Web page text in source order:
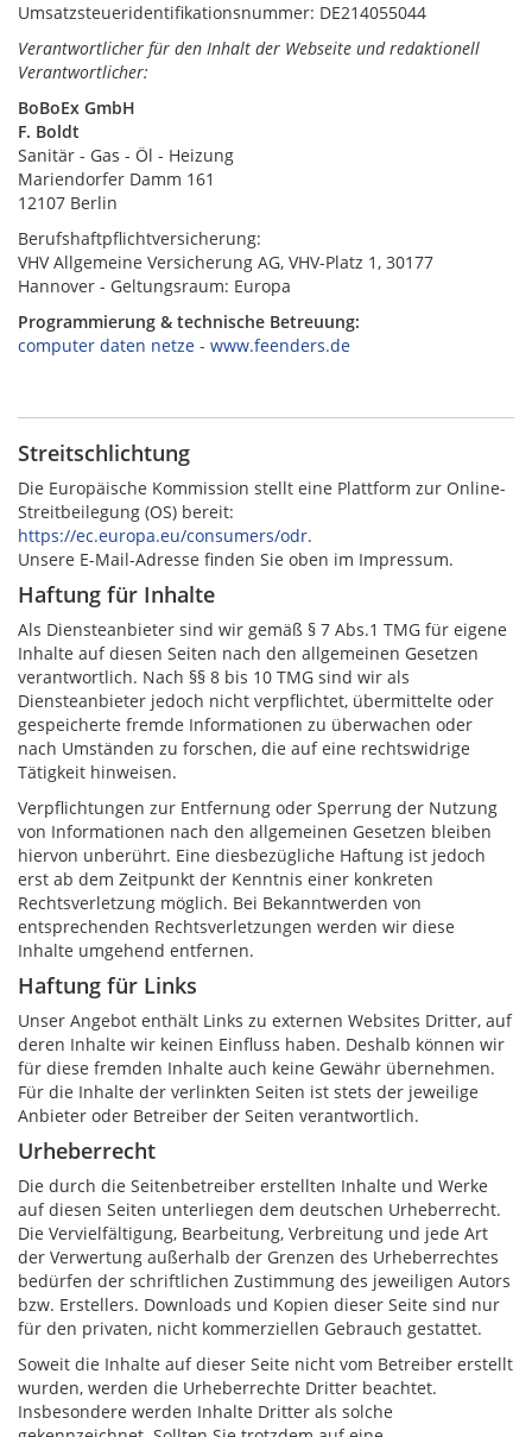
Umsatzsteueridentifikationsnummer: DE214055044
Verantwortlicher für den Inhalt der Webseite und redaktionell
Verantwortlicher:
BoBoEx GmbH
F. Boldt
Sanitär - Gas - Öl - Heizung
Mariendorfer Damm 161
12107 Berlin
Berufshaftpflichtversicherung:
VHV Allgemeine Versicherung AG, VHV-Platz 1, 30177
Hannover - Geltungsraum: Europa
Programmierung & technische Betreuung:
computer daten netze - www.feenders.de
Streitschlichtung
Die Europäische Kommission stellt eine Plattform zur Online-
Streitbeilegung (OS) bereit:
https://ec.europa.eu/consumers/odr.
Unsere E-Mail-Adresse finden Sie oben im Impressum.
Haftung für Inhalte
Als Diensteanbieter sind wir gemäß § 7 Abs.1 TMG für eigene
Inhalte auf diesen Seiten nach den allgemeinen Gesetzen
verantwortlich. Nach §§ 8 bis 10 TMG sind wir als
Diensteanbieter jedoch nicht verpflichtet, übermittelte oder
gespeicherte fremde Informationen zu überwachen oder
nach Umständen zu forschen, die auf eine rechtswidrige
Tätigkeit hinweisen.
Verpflichtungen zur Entfernung oder Sperrung der Nutzung
von Informationen nach den allgemeinen Gesetzen bleiben
hiervon unberührt. Eine diesbezügliche Haftung ist jedoch
erst ab dem Zeitpunkt der Kenntnis einer konkreten
Rechtsverletzung möglich. Bei Bekanntwerden von
entsprechenden Rechtsverletzungen werden wir diese
Inhalte umgehend entfernen.
Haftung für Links
Unser Angebot enthält Links zu externen Websites Dritter, auf
deren Inhalte wir keinen Einfluss haben. Deshalb können wir
für diese fremden Inhalte auch keine Gewähr übernehmen.
Für die Inhalte der verlinkten Seiten ist stets der jeweilige
Anbieter oder Betreiber der Seiten verantwortlich.
Urheberrecht
Die durch die Seitenbetreiber erstellten Inhalte und Werke
auf diesen Seiten unterliegen dem deutschen Urheberrecht.
Die Vervielfältigung, Bearbeitung, Verbreitung und jede Art
der Verwertung außerhalb der Grenzen des Urheberrechtes
bedürfen der schriftlichen Zustimmung des jeweiligen Autors
bzw. Erstellers. Downloads und Kopien dieser Seite sind nur
für den privaten, nicht kommerziellen Gebrauch gestattet.
Soweit die Inhalte auf dieser Seite nicht vom Betreiber erstellt
wurden, werden die Urheberrechte Dritter beachtet.
Insbesondere werden Inhalte Dritter als solche